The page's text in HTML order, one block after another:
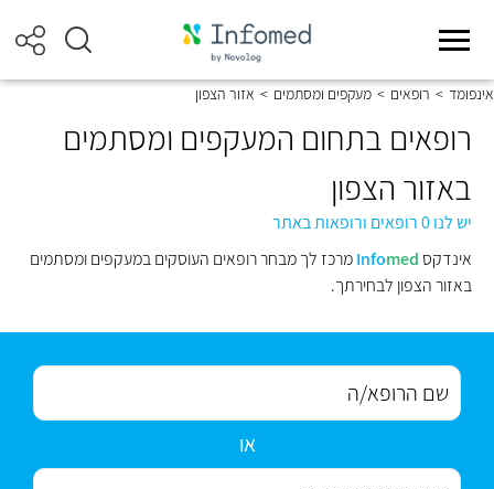
אינפומד > רופאים > מעקפים ומסתמים > אזור הצפון
רופאים בתחום המעקפים ומסתמים
באזור הצפון
יש לנו 0 רופאים ורופאות באתר
אינדקס
Infomed
מרכז לך מבחר רופאים העוסקים במעקפים ומסתמים
באזור הצפון לבחירתך.
או